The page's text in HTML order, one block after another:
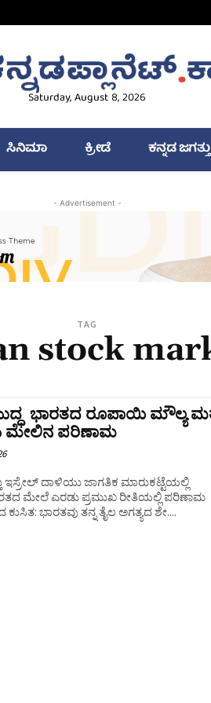
Saturday, August 8, 2026
ಸಿನಿಮಾ ಕ್ರೀಡೆ ಕನ್ನಡ ಜಗತ್ತು
- Advertisement -
TAG
stock
ಭಾರತದ ರೂಪಾಯಿ ಮೌಲ್ಯ
ಮೇಲಿನ ಪರಿಣಾಮ
ದಾಳಿಯು ಜಾಗತಿಕ ಮಾರುಕಟ್ಟೆಯಲ್ಲಿ
ಮೇಲೆ ಎರಡು ಪ್ರಮುಖ ರೀತಿಯಲ್ಲಿ ಪರಿಣಾಮ
ಕುಸಿತ: ಭಾರತವು ತನ್ನ ತೈಲ ಅಗತ್ಯದ ಶೇ....